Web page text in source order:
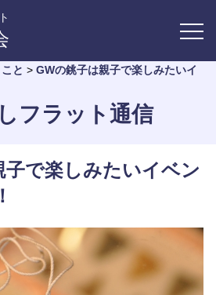
こと > GWの銚子は親子で楽しみたいイ
フラット通信
子で楽しみたいイベン